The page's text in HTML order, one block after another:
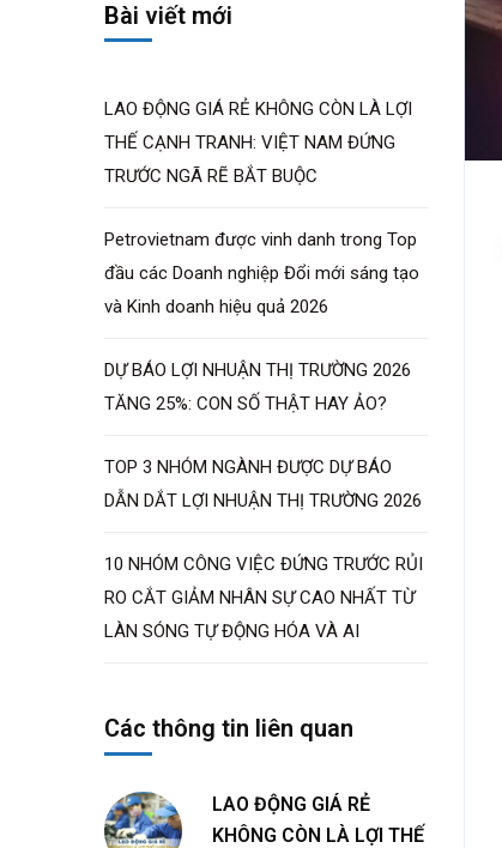
Bài viết mới
LAO ĐỘNG GIÁ RẺ KHÔNG CÒN LÀ LỢI
THẾ CẠNH TRANH: VIỆT NAM ĐỨNG
TRƯỚC NGÃ RẼ BẮT BUỘC
Petrovietnam được vinh danh trong Top
đầu các Doanh nghiệp Đổi mới sáng tạo
và Kinh doanh hiệu quả 2026
DỰ BÁO LỢI NHUẬN THỊ TRƯỜNG 2026
TĂNG 25%: CON SỐ THẬT HAY ẢO?
TOP 3 NHÓM NGÀNH ĐƯỢC DỰ BÁO
DẪN DẮT LỢI NHUẬN THỊ TRƯỜNG 2026
10 NHÓM CÔNG VIỆC ĐỨNG TRƯỚC RỦI
RO CẮT GIẢM NHÂN SỰ CAO NHẤT TỪ
LÀN SÓNG TỰ ĐỘNG HÓA VÀ AI
Các thông tin liên quan
LAO ĐỘNG GIÁ RẺ
KHÔNG CÒN LÀ LỢI THẾ